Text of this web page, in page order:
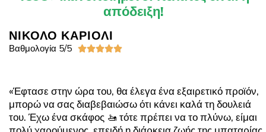
απόδειξη!
ΝΙΚΟΛΟ ΚΑΡΙΟΛΙ
Βαθμολογία 5/5 
«Έφτασε στην ώρα του, θα έλεγα ένα εξαιρετικό προϊόν,
μπορώ να σας διαβεβαιώσω ότι κάνει καλά τη δουλειά
του. Έχω ένα σκάφος 🚤 τότε πρέπει να το πλύνω, είμαι